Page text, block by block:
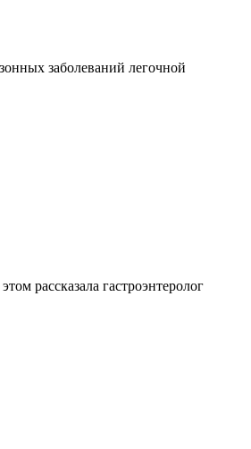
заболеваний легочной
рассказала гастроэнтеролог